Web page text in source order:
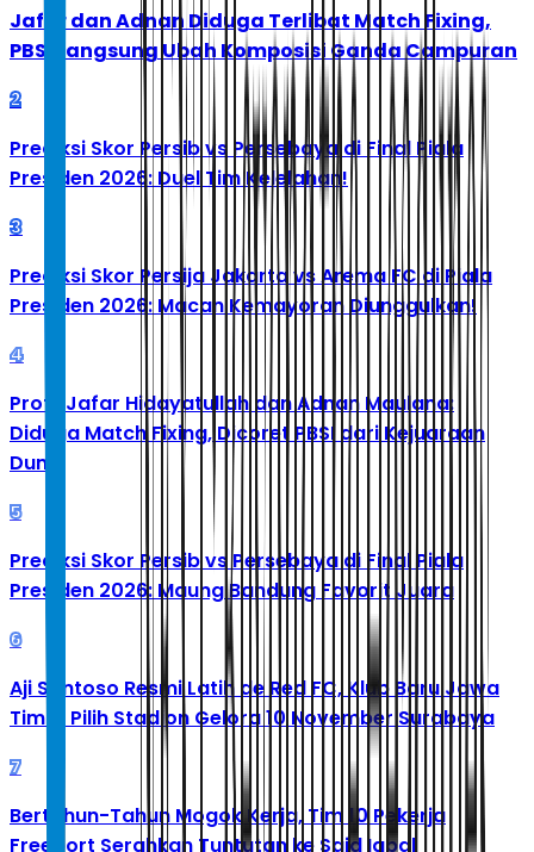
Jafar dan Adnan Diduga Terlibat Match Fixing,
PBSI Langsung Ubah Komposisi Ganda Campuran
2
Prediksi Skor Persib vs Persebaya di Final Piala
Presiden 2026: Duel Tim Kelelahan!
3
Prediksi Skor Persija Jakarta vs Arema FC di Piala
Presiden 2026: Macan Kemayoran Diunggulkan!
4
Profil Jafar Hidayatullah dan Adnan Maulana:
Diduga Match Fixing, Dicoret PBSI dari Kejuaraan
Dunia
5
Prediksi Skor Persib vs Persebaya di Final Piala
Presiden 2026: Maung Bandung Favorit Juara
6
Aji Santoso Resmi Latih de Red FC, Klub Baru Jawa
Timur Pilih Stadion Gelora 10 November Surabaya
7
Bertahun-Tahun Mogok Kerja, Tim 10 Pekerja
Freeport Serahkan Tuntutan ke Said Iqbal